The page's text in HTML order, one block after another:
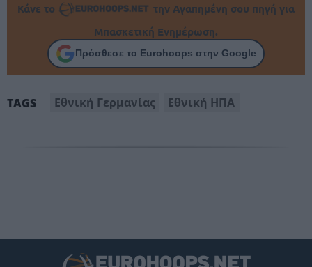
Κάνε το
την Αγαπημένη σου πηγή για
Μπασκετική Ενημέρωση.
Πρόσθεσε το Eurohoops στην Google
TAGS Εθνική Γερμανίας Εθνική ΗΠΑ